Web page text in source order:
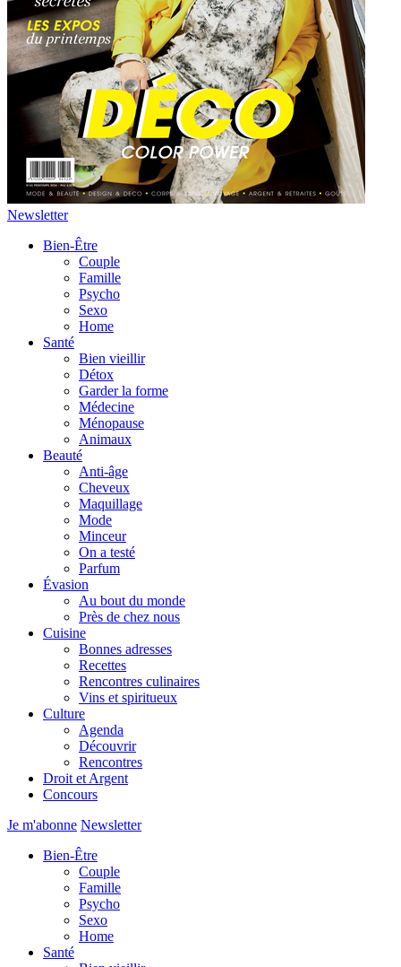
Newsletter
Bien-Être
Couple
Famille
Psycho
Sexo
Home
Santé
Bien vieillir
Détox
Garder la forme
Médecine
Ménopause
Animaux
Beauté
Anti-âge
Cheveux
Maquillage
Mode
Minceur
On a testé
Parfum
Évasion
Au bout du monde
Près de chez nous
Cuisine
Bonnes adresses
Recettes
Rencontres culinaires
Vins et spiritueux
Culture
Agenda
Découvrir
Rencontres
Droit et Argent
Concours
Je m'abonne Newsletter
Bien-Être
Couple
Famille
Psycho
Sexo
Home
Santé